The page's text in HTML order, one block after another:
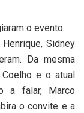
o evento.
Sidney
Da mesma
e o atual
a falar, Marco
o convite e a